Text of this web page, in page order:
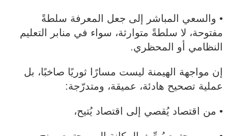
• والسعي المباشر إلى جعل المعرفة سلطةً
مفتوحة، لا سلطةً متوارثة، سواء في منابر التعليم
النظامي أو المحظري.
إن مواجهة الهيمنة ليست مسارًا ثوريًا صاخبًا، بل
عملية تصحيح هادئة، عميقة، ومتدرّجة:
• من اقتصاد يُقصي إلى اقتصاد يُتيح،